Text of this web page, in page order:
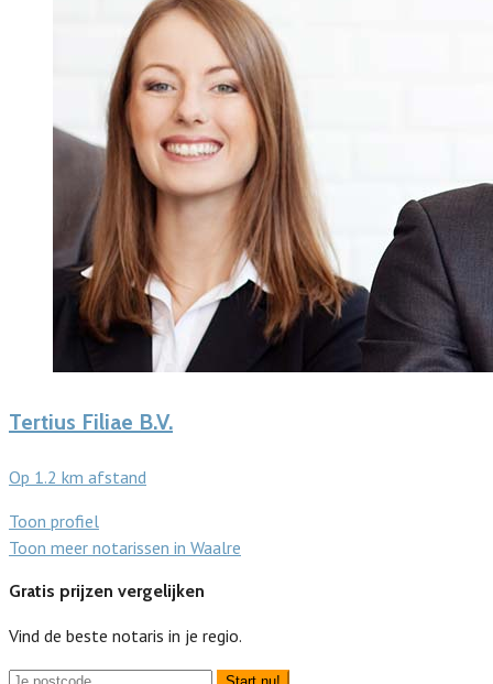
Tertius Filiae B.V.
Op 1.2 km afstand
Toon profiel
Toon meer notarissen in Waalre
Gratis prijzen vergelijken
Vind de beste notaris in je regio.